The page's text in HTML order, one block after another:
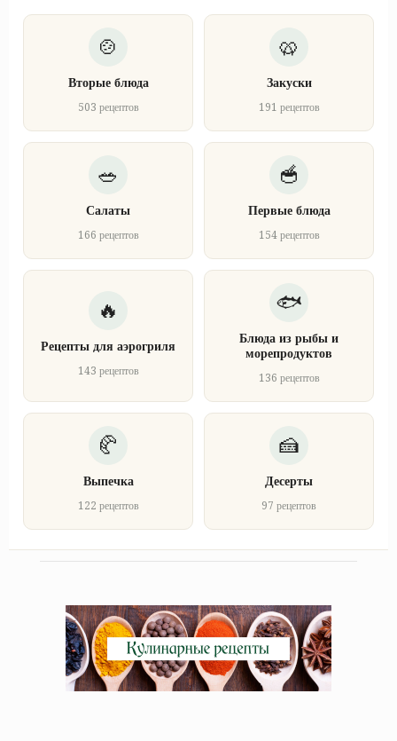
Вторые блюда
503 рецептов
Закуски
191 рецептов
Салаты
166 рецептов
Первые блюда
154 рецептов
Рецепты для аэрогриля
143 рецептов
Блюда из рыбы и
морепродуктов
136 рецептов
Выпечка
122 рецептов
Десерты
97 рецептов